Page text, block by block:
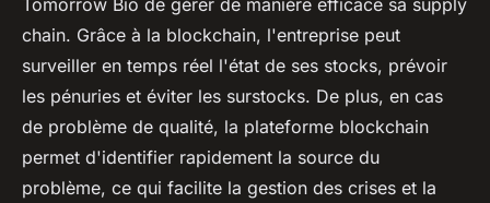
Tomorrow Bio de gérer de manière efficace sa supply
chain. Grâce à la blockchain, l'entreprise peut
surveiller en temps réel l'état de ses stocks, prévoir
les pénuries et éviter les surstocks. De plus, en cas
de problème de qualité, la plateforme blockchain
permet d'identifier rapidement la source du
problème, ce qui facilite la gestion des crises et la